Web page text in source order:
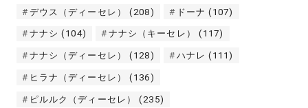
デウス（ディーセレ） (208) ドーナ (107)
ナナシ (104) ナナシ（キーセレ） (117)
ナナシ（ディーセレ） (128) ハナレ (111)
ヒラナ（ディーセレ） (136)
ピルルク（ディーセレ） (235)